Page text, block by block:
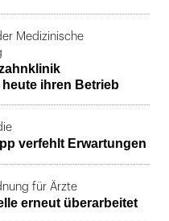
Medizinische
ihren Betrieb
verfehlt Erwartungen
für Ärzte
erneut überarbeitet